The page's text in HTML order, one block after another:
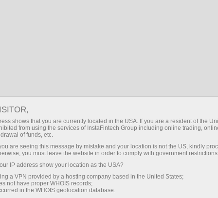
Eventos principales
shows that you are currently located in the USA. If you are a resident of the
from using the services of InstaFintech Group including online trading,
of funds, etc.
are seeing this message by mistake and your location is not the US, kindly
you must leave the website in order to comply with government
IP address show your location as the USA?
a VPN provided by a hosting company based in the United States;
not have proper WHOIS records;
in the WHOIS geolocation database.